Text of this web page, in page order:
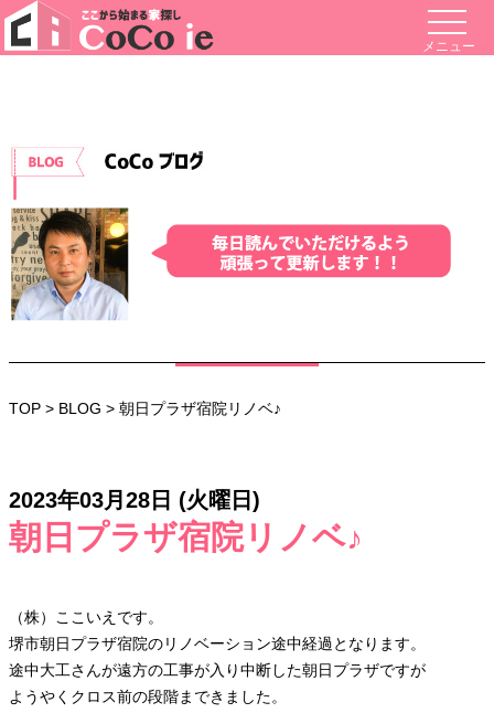
メニュー
TOP > BLOG > 朝日プラザ宿院リノベ♪
2023年03月28日 (火曜日)
朝日プラザ宿院リノベ♪
（株）ここいえです。
堺市朝日プラザ宿院のリノベーション途中経過となります。
途中大工さんが遠方の工事が入り中断した朝日プラザですが
ようやくクロス前の段階まできました。